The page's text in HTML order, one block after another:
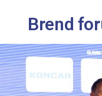
Brend